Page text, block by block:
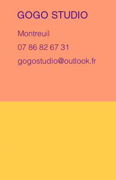
GOGO STUDIO
Montreuil
07 86 82 67 31
gogostudio@outlook.fr